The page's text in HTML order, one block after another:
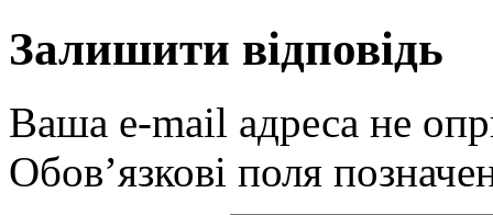
Залишити відповідь
Ваша e-mail адреса не
Обов’язкові поля